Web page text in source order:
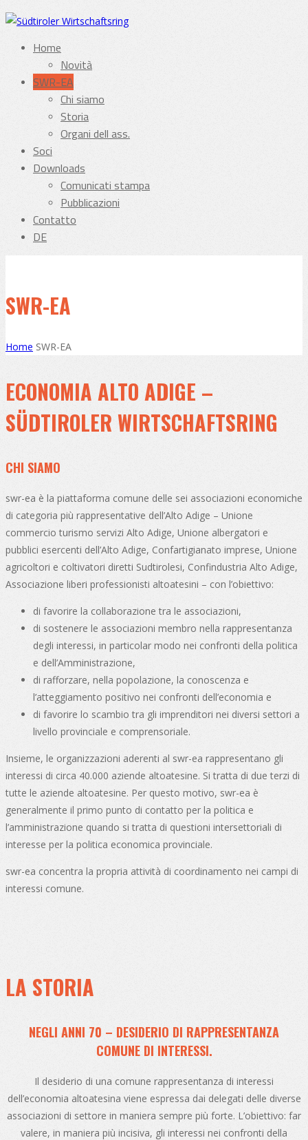
Home
Novità
SWR-EA
Chi siamo
Storia
Organi dell ass.
Soci
Downloads
Comunicati stampa
Pubblicazioni
Contatto
DE
SWR-EA
Home SWR-EA
ECONOMIA ALTO ADIGE –
SÜDTIROLER WIRTSCHAFTSRING
CHI SIAMO
swr-ea è la piattaforma comune delle sei associazioni economiche
di categoria più rappresentative dell’Alto Adige – Unione
commercio turismo servizi Alto Adige, Unione albergatori e
pubblici esercenti dell’Alto Adige, Confartigianato imprese, Unione
agricoltori e coltivatori diretti Sudtirolesi, Confindustria Alto Adige,
Associazione liberi professionisti altoatesini – con l’obiettivo:
di favorire la collaborazione tra le associazioni,
di sostenere le associazioni membro nella rappresentanza
degli interessi, in particolar modo nei confronti della politica
e dell’Amministrazione,
di rafforzare, nella popolazione, la conoscenza e
l’atteggiamento positivo nei confronti dell’economia e
di favorire lo scambio tra gli imprenditori nei diversi settori a
livello provinciale e comprensoriale.
Insieme, le organizzazioni aderenti al swr-ea rappresentano gli
interessi di circa 40.000 aziende altoatesine. Si tratta di due terzi di
tutte le aziende altoatesine. Per questo motivo, swr-ea è
generalmente il primo punto di contatto per la politica e
l’amministrazione quando si tratta di questioni intersettoriali di
interesse per la politica economica provinciale.
swr-ea concentra la propria attività di coordinamento nei campi di
interessi comune.
LA STORIA
NEGLI ANNI 70 – DESIDERIO DI RAPPRESENTANZA
COMUNE DI INTERESSI.
Il desiderio di una comune rappresentanza di interessi
dell’economia altoatesina viene espressa dai delegati delle diverse
associazioni di settore in maniera sempre più forte. L’obiettivo: far
valere, in maniera più incisiva, gli interessi nei confronti della